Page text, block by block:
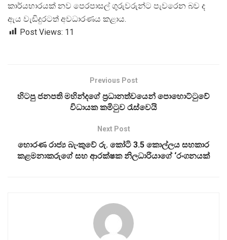
කාර්යභාරයක් නව පෙරපාසල් ගුරුවරුන්ට පැවරෙන බව ද
ඇය වැඩිදුරටත් අවධාරණය කළාය.
Post Views: 11
Previous Post
හිටපු ජනපති මහින්දගේ ප්‍රධානත්වයෙන් පොහොට්ටුවේ
විධායක කමිටුව රැස්වෙයි
Next Post
හොරණ රාජ්‍ය බැංකුවේ රු. කෝටි 3.5 කොල්ලය සහකාර
කළමනාකරුගේ සහ ආරක්ෂක නිලධාරියාගේ ‘රංගනයක්